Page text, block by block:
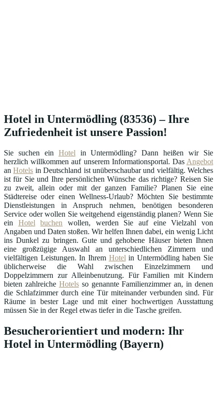
Hotel in Untermödling (83536) – Ihre
Zufriedenheit ist unsere Passion!
Sie suchen ein Hotel in Untermödling? Dann heißen wir Sie
herzlich willkommen auf unserem Informationsportal. Das Angebot
anHotels in Deutschland ist unüberschaubar und vielfältig. Welches
ist für Sie und Ihre persönlichen Wünsche das richtige? Reisen Sie
zu zweit, allein oder mit der ganzen Familie? Planen Sie eine
Städtereise oder einen Wellness-Urlaub? Möchten Sie bestimmte
Dienstleistungen in Anspruch nehmen, benötigen besonderen
Service oder wollen Sie weitgehend eigenständig planen? Wenn Sie
ein Hotel buchen wollen, werden Sie auf eine Vielzahl von
Angaben und Daten stoßen. Wir helfen Ihnen dabei, ein wenig Licht
ins Dunkel zu bringen. Gute und gehobene Häuser bieten Ihnen
eine großzügige Auswahl an unterschiedlichen Zimmern und
vielfältigen Leistungen. In Ihrem Hotel in Untermödling haben Sie
üblicherweise die Wahl zwischen Einzelzimmern und
Doppelzimmern zur Alleinbenutzung. Für Familien mit Kindern
bieten zahlreiche Hotelsso genannte Familienzimmer an, in denen
die Schlafzimmer durch eine Tür miteinander verbunden sind. Für
Räume in bester Lage und mit einer hochwertigen Ausstattung
müssen Sie in der Regel etwas tiefer in die Tasche greifen.
Besucherorientiert und modern: Ihr
Hotel in Untermödling (Bayern)